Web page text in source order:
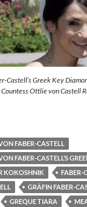
Castell’s Greek Key
Ottlie von Castell
FABER-CASTELL
FABER-CASTELL’S
KOKOSHNIK
FABER-
GRÄFIN FABER-
GREQUE TIARA